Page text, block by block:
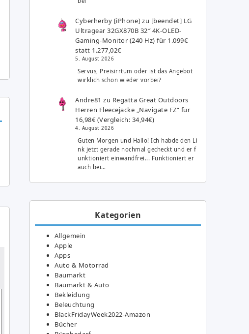
Cyberherby [iPhone] zu [beendet] LG
Ultragear 32GX870B 32″ 4K-OLED-
Gaming-Monitor (240 Hz) für 1.099€
statt 1.277,02€
5. August 2026
Servus, Preisirrtum oder ist das Angebot
wirklich schon wieder vorbei?
Andre81 zu Regatta Great Outdoors
Herren Fleecejacke „Navigate FZ“ für
16,98€ (Vergleich: 34,94€)
4. August 2026
Guten Morgen und Hallo! Ich habde den Li
nk jetzt gerade nochmal gecheckt und er f
unktioniert einwandfrei... Funktioniert er
auch bei…
Kategorien
Allgemein
Apple
Apps
Auto & Motorrad
Baumarkt
Baumarkt & Auto
Bekleidung
Beleuchtung
BlackFridayWeek2022-Amazon
Bücher